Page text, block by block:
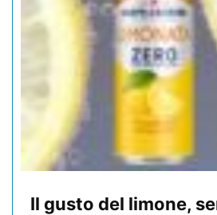
Il gusto del limone,